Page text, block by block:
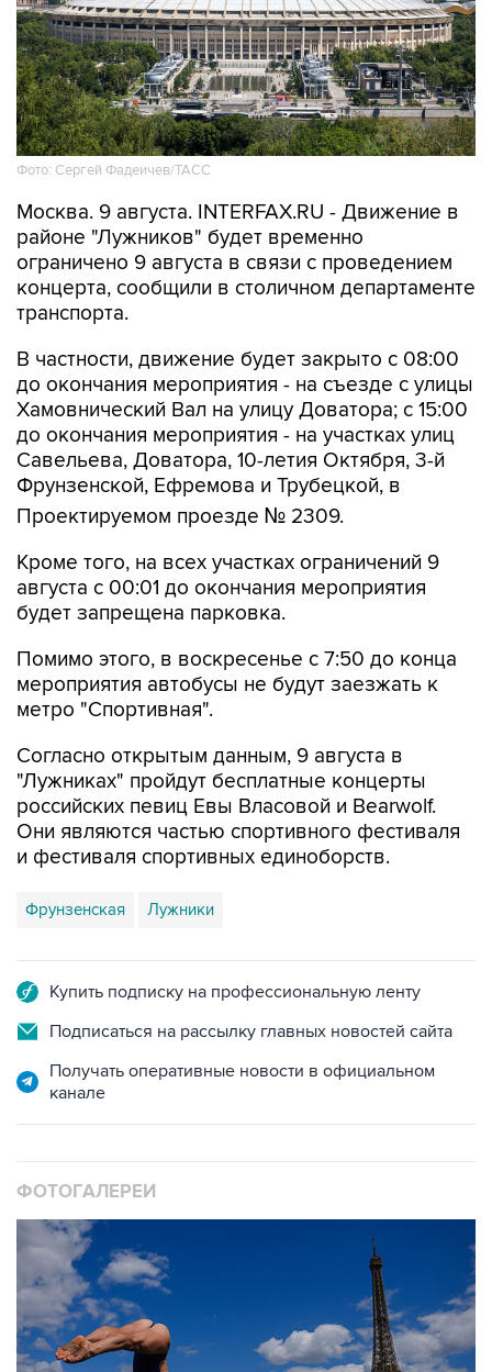
Фото: Сергей Фадеичев/ТАСС
Москва. 9 августа. INTERFAX.RU - Движение в
районе "Лужников" будет временно
ограничено 9 августа в связи с проведением
концерта, сообщили в столичном департаменте
транспорта.
В частности, движение будет закрыто с 08:00
до окончания мероприятия - на съезде с улицы
Хамовнический Вал на улицу Доватора; с 15:00
до окончания мероприятия - на участках улиц
Савельева, Доватора, 10-летия Октября, 3-й
Фрунзенской, Ефремова и Трубецкой, в
Проектируемом проезде № 2309.
Кроме того, на всех участках ограничений 9
августа с 00:01 до окончания мероприятия
будет запрещена парковка.
Помимо этого, в воскресенье с 7:50 до конца
мероприятия автобусы не будут заезжать к
метро "Спортивная".
Согласно открытым данным, 9 августа в
"Лужниках" пройдут бесплатные концерты
российских певиц Евы Власовой и Bearwolf.
Они являются частью спортивного фестиваля
и фестиваля спортивных единоборств.
Фрунзенская Лужники
Купить подписку на профессиональную ленту
Подписаться на рассылку главных новостей сайта
Получать оперативные новости в официальном
канале
ФОТОГАЛЕРЕИ